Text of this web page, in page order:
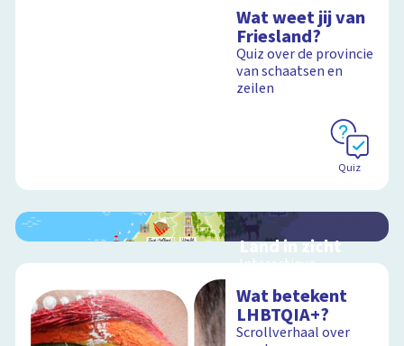
Wat weet jij van
Friesland?
Quiz over de provincie
van schaatsen en
zeilen
Quiz
Land in zicht
Interactieve
twaalf provincies van
Nederland
Wat betekent
LHBTQIA+?
Scrollverhaal over